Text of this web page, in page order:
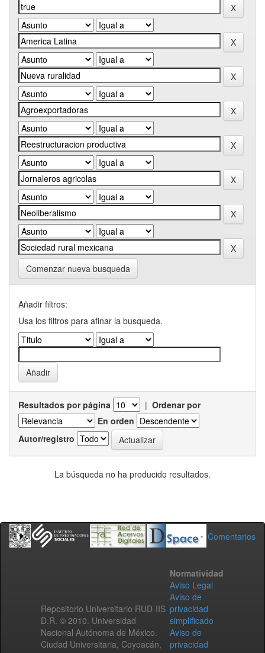
Comenzar nueva busqueda
Añadir filtros:
Usa los filtros para afinar la busqueda.
Resultados por página | Ordenar por
En orden
Autor/registro
La búsqueda no ha producido resultados.
Comentarios
Repositorio Universitario RUD-IIS
D.R. © 2010. Universidad
Nacional Autónoma de México.
Ciudad Universitaria, Coyoacán,
Normatividad
Aviso Legal
Aviso de
privacidad
simplificado
Aviso de
privacidad